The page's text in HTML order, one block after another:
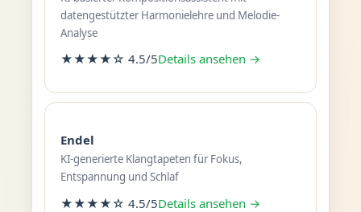
datengestützter Harmonielehre und Melodie-
Analyse
★★★★☆ 4.5/5Details ansehen →
Endel
KI-generierte Klangtapeten für Fokus,
Entspannung und Schlaf
★★★★☆ 4.5/5Details ansehen →